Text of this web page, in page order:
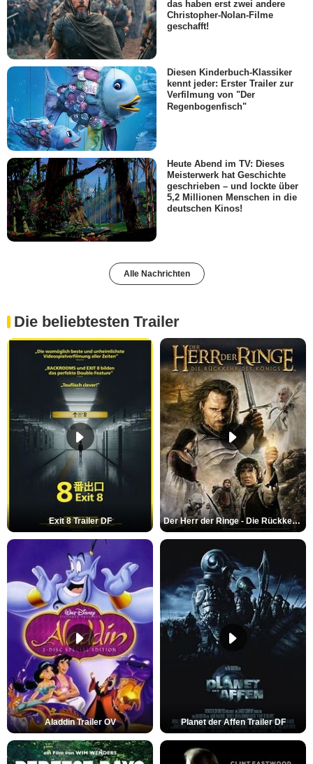
das haben erst zwei andere
Christopher-Nolan-Filme
geschafft!
Diesen Kinderbuch-Klassiker
kennt jeder: Erster Trailer zur
Verfilmung von "Der
Regenbogenfisch"
Heute Abend im TV: Dieses
Meisterwerk hat Geschichte
geschrieben – und lockte über
5,2 Millionen Menschen in die
deutschen Kinos!
Alle Nachrichten
Die beliebtesten Trailer
Exit 8 Trailer DF Der Herr der Ringe - Die Rückkehr des Königs Trailer OV
Aladdin Trailer OV Planet der Affen Trailer DF